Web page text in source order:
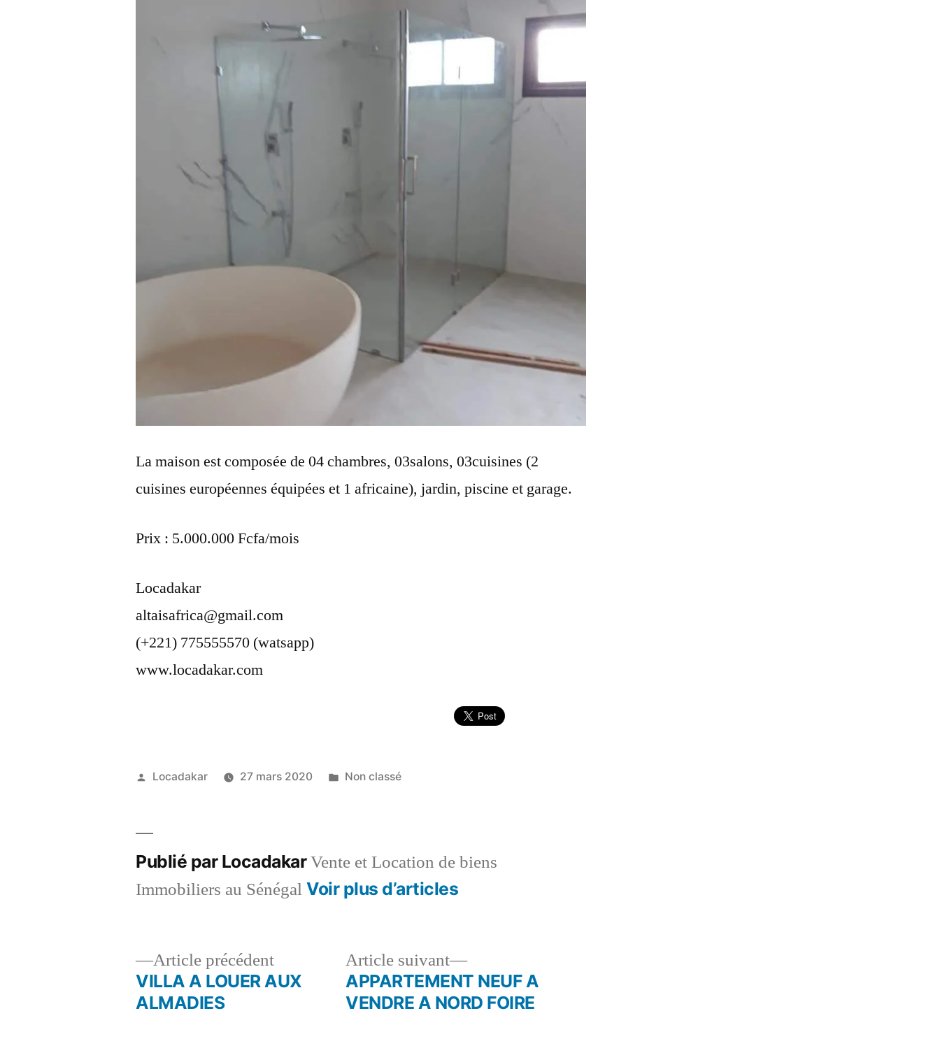
La maison est composée de 04 chambres, 03salons, 03cuisines (2
cuisines européennes équipées et 1 africaine), jardin, piscine et garage.
Prix : 5.000.000 Fcfa/mois
Locadakar
altaisafrica@gmail.com
(+221) 775555570 (watsapp)
www.locadakar.com
Publié
Locadakar 27 mars 2020
Publié
Non classé
Publié par LocadakarVente et Location de biens
Immobiliers au SénégalVoir plus d’articles
Navigation
Article précédentArticle
précédent :
VILLA A LOUER AUX
ALMADIES
Article suivant
Article
suivant :
APPARTEMENT NEUF A
VENDRE A NORD FOIRE